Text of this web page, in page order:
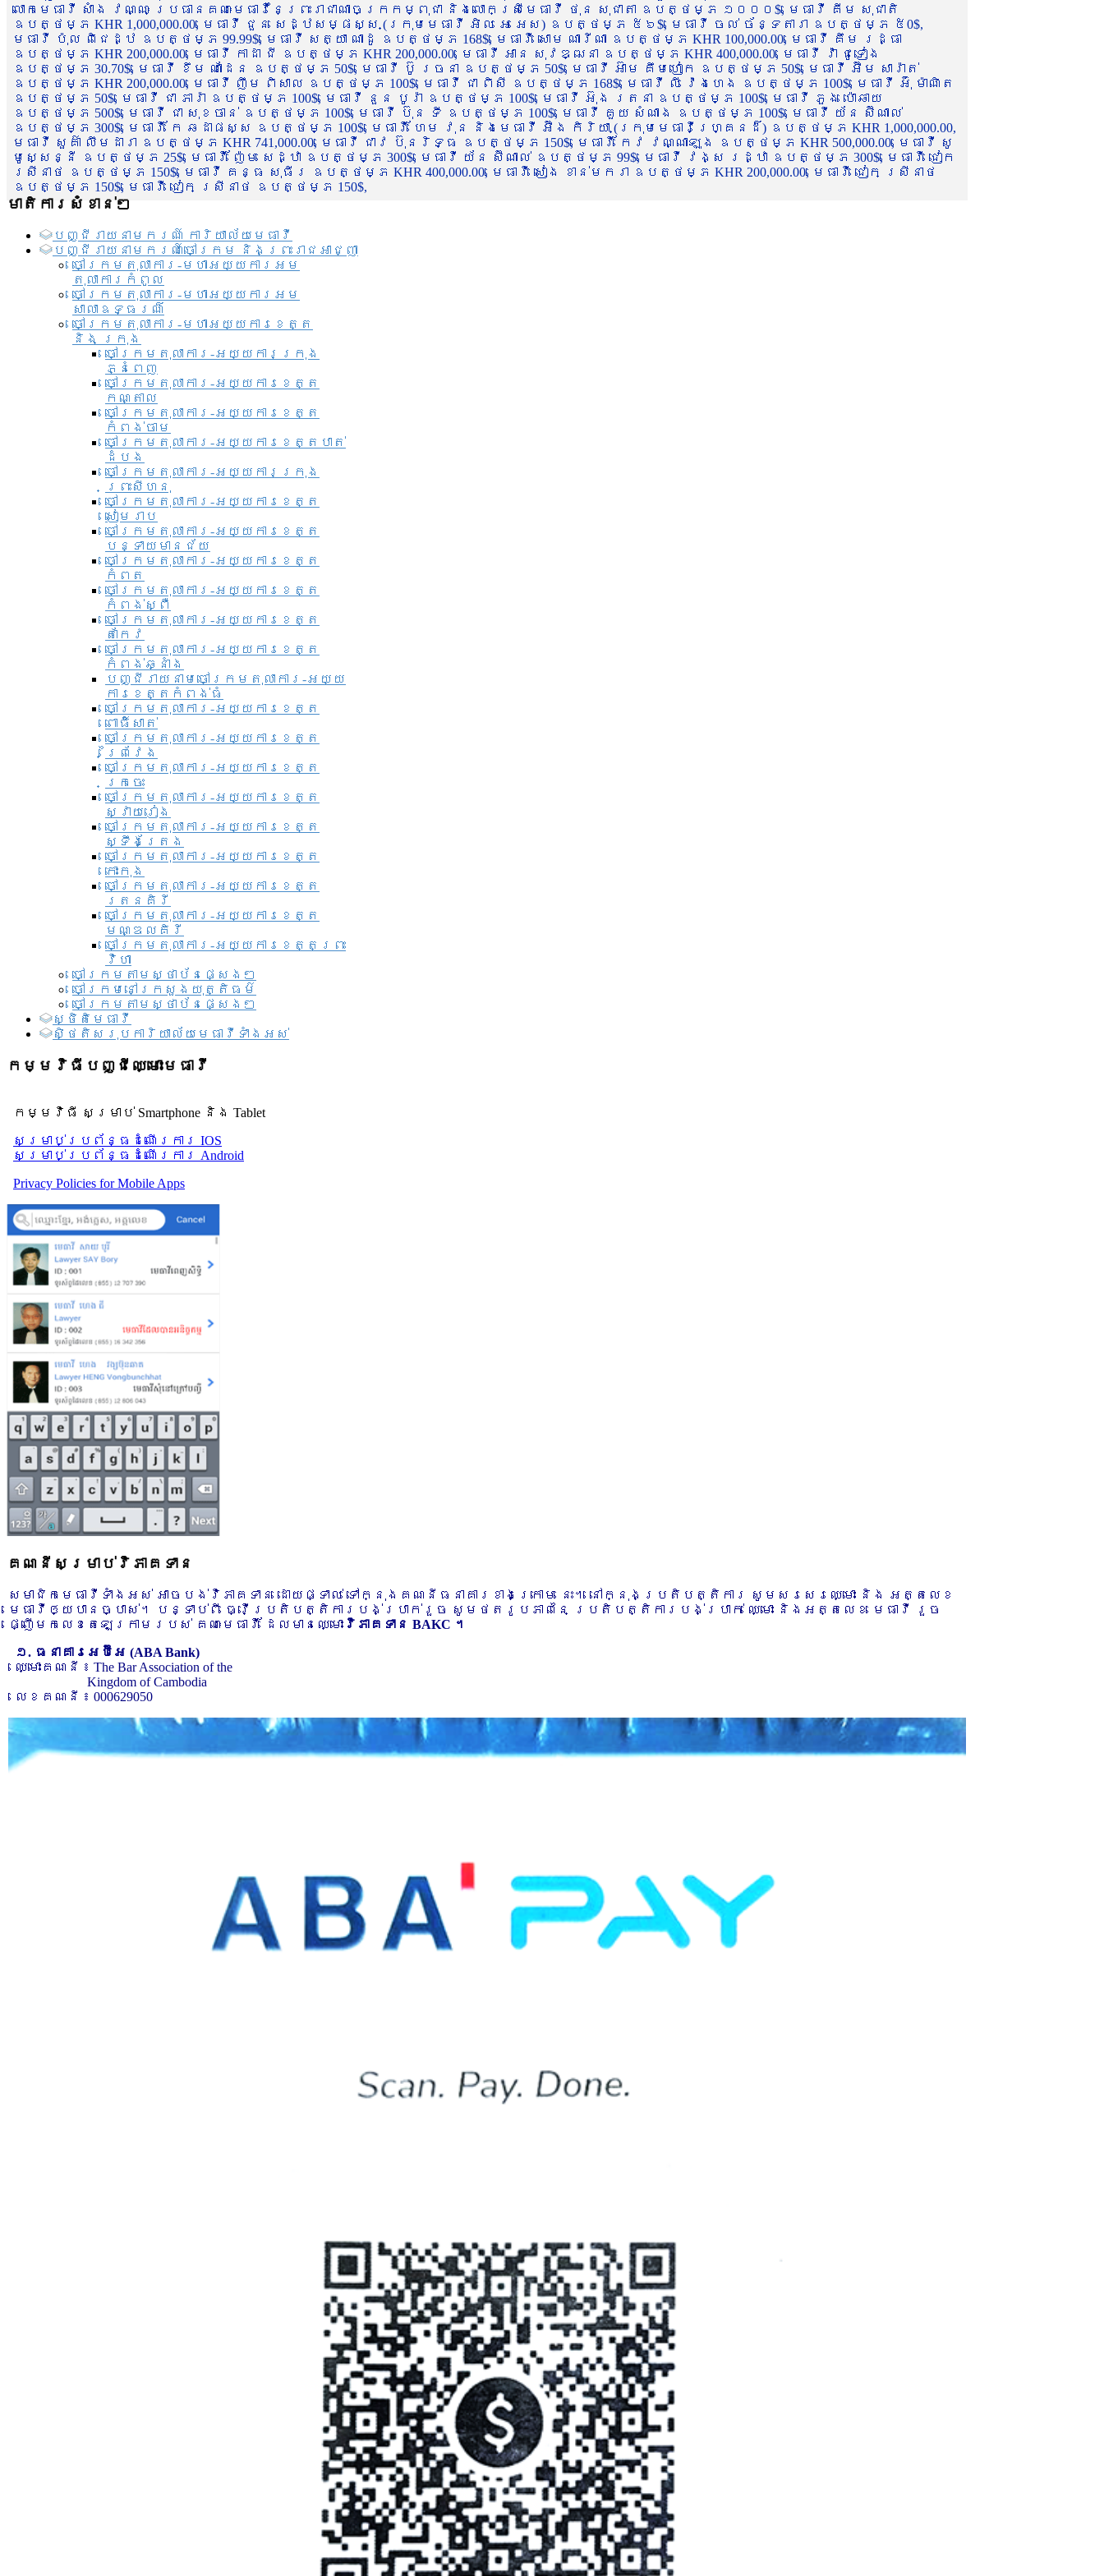
លោកមេធាវី សាំង វណ្ណៈ ប្រធានគណៈមេធាវីនៃព្រះរាជាណាចក្រកម្ពុជា និងលោកស្រីមេធាវី ថុន សុជាតា ឧបត្ថម្ភ ១០០០$, មេធាវី គីម សុជាតិ
ឧបត្ថម្ភ KHR 1,000,000.00, មេធាវី ជួន សេដ្ឋសម្ផស្ស (ក្រុមមេធាវី អិល អេ អេស) ឧបត្ថម្ភ ៥៦$, មេធាវី ចល់ ច័ន្ទតារា ឧបត្ថម្ភ ៥0$,
មេធាវី ប៉ុល ពិជេដ្ឋ ឧបត្ថម្ភ 99.99$, មេធាវី សត្យា ណាដូ ឧបត្ថម្ភ 168$, មេធាវី សោម ណារីណា ឧបត្ថម្ភ KHR 100,000.00, មេធាវី គឹម រដ្ធា
ឧបត្ថម្ភ KHR 200,000.00, មេធាវី កាដា ជី ឧបត្ថម្ភ KHR 200,000.00, មេធាវី អាន សុវឌ្ឍនា ឧបត្ថម្ភ KHR 400,000.00, មេធាវី វ៉ា ជូទៀង
ឧបត្ថម្ភ 30.70$, មេធាវី ខឹម ណាដែន ឧបត្ថម្ភ 50$, មេធាវី ប៊ូ រចនា ឧបត្ថម្ភ 50$, មេធាវី អ៊ាម គឹមហៀក ឧបត្ថម្ភ 50$, មេធាវី អ៊ឹម សារ៉ាត់
ឧបត្ថម្ភ KHR 200,000.00, មេធាវី ញឹម ពិសាល ឧបត្ថម្ភ 100$, មេធាវី ជា ពិសី ឧបត្ថម្ភ 168$, មេធាវី លី វ៉េងហេង ឧបត្ថម្ភ 100$, មេធាវី អ៊ុំ ម៉ាណិត
ឧបត្ថម្ភ 50$, មេធាវី ជា ភារ៉ា ឧបត្ថម្ភ 100$, មេធាវី នួន បូរ៉ា ឧបត្ថម្ភ 100$, មេធាវី អ៊ុង រតនា ឧបត្ថម្ភ 100$, មេធាវី ភួង ប៉ោឆាយ
ឧបត្ថម្ភ 500$, មេធាវី ជា សុខចាន់ ឧបត្ថម្ភ 100$, មេធាវី ប៊ុន ទី ឧបត្ថម្ភ 100$, មេធាវី គួយ សំណាង ឧបត្ថម្ភ 100$, មេធាវី យ័ន ស៊ីណាល់
ឧបត្ថម្ភ 300$, មេធាវី កែ ឆដាផស្ស ឧបត្ថម្ភ 100$, មេធាវី ហែម វុន និងមេធាវី អ៊ឹង កិរិយា (ក្រុមមេធាវីហ្គ្រេនដ៏) ឧបត្ថម្ភ KHR 1,000,000.00,
មេធាវី សួគ៌ា លឹមដារា ឧបត្ថម្ភ KHR 741,000.00, មេធាវី ជាវ ប៊ុនរិទ្ធ ឧបត្ថម្ភ 150$, មេធាវី កែវ វណ្ណាឡុង ឧបត្ថម្ភ KHR 500,000.00, មេធាវី សូ
មូសេ្សន្នី ឧបត្ថម្ភ 25$, មេធាវី ញ៉ែម សេដ្ឋា ឧបត្ថម្ភ 300$, មេធាវី យ័ន ស៊ីណាល់ ឧបត្ថម្ភ 99$, មេធាវី វង្ស រដ្ឋា ឧបត្ថម្ភ 300$, មេធាវី ជៀក
ស្រីនាថ ឧបត្ថម្ភ 150$, មេធាវី គន្ធ សុធីរ ឧបត្ថម្ភ KHR 400,000.00, មេធាវី សៀង ខាន់មករា ឧបត្ថម្ភ KHR 200,000.00, មេធាវី ជៀក ស្រីនាថ
ឧបត្ថម្ភ 150$, មេធាវី ជៀក ស្រីនាថ ឧបត្ថម្ភ 150$,
មាតិការសំខាន់ៗ
បញ្ជី​រាយ​នាមករណ៍ ការិយាល័យ​មេធាវី​
បញ្ជី​រាយ​នាមករណ៍​ចៅក្រម និងព្រះរាជអាជ្ញា
ចៅក្រមតុលាការ-មហាអយ្យការអម
តុលាការកំពូល
ចៅក្រមតុលាការ-មហាអយ្យការអម
សាលាឧទ្ធរណ៏
ចៅក្រមតុលាការ-មហាអយ្យការខេត្ត
និង ក្រុង
ចៅក្រមតុលាការ-អយ្យការក្រុង
ភ្នំពេញ
ចៅក្រមតុលាការ-អយ្យការខេត្ត
កណ្តាល
ចៅក្រមតុលាការ-អយ្យការខេត្ត
កំពង់ចាម
ចៅក្រមតុលាការ-អយ្យការខេត្តបាត់
ដំបង
ចៅក្រមតុលាការ-អយ្យការ​ក្រុង
ព្រះសីហនុ
ចៅក្រមតុលាការ-អយ្យការខេត្ត
សៀមរាប
ចៅក្រមតុលាការ-អយ្យការខេត្ត
បន្ទាយមានជ័យ
ចៅក្រមតុលាការ-អយ្យការខេត្ត
កំពត
ចៅក្រមតុលាការ-អយ្យការខេត្ត
កំពង់ស្ពឺ
ចៅក្រមតុលាការ-អយ្យការខេត្ត
តាកែវ
ចៅក្រមតុលាការ-អយ្យការខេត្ត
កំពង់ឆ្នាំង
បញ្ជីរាយនាមចៅក្រមតុលាការ-អយ្យ
ការខេត្តកំពង់ធំ
ចៅក្រមតុលាការ-អយ្យការខេត្ត
ពោធិ៍សាត់
ចៅក្រមតុលាការ-អយ្យការខេត្ត
ព្រៃវែង
ចៅក្រមតុលាការ-អយ្យការខេត្ត
ក្រចេះ
ចៅក្រមតុលាការ-អយ្យការខេត្ត
ស្វាយរៀង
ចៅក្រមតុលាការ-អយ្យការខេត្ត
ស្ទឹងត្រែង
ចៅក្រមតុលាការ-អយ្យការខេត្ត
កោះកុង
ចៅក្រមតុលាការ-អយ្យការខេត្ត
រតនគិរី
ចៅក្រមតុលាការ-អយ្យការខេត្ត
មណ្ឌលគិរី
ចៅក្រមតុលាការ-អយ្យការខេត្តព្រះ
វិហា
ចៅក្រមតាមស្ថាប័នផ្សេងៗ
ចៅក្រមនៅក្រសួងយុត្តិធម៌
ចៅក្រមតាមស្ថាប័នផ្សេងៗ
ស្ថិតិមេធាវី
សិ្ថតិសរុបការិយាល័យមេធាវីទាំងអស់​
កម្មវិធីបញ្ជីឈ្មោះមេធាវី
កម្មវិធី សម្រាប់ Smartphone និង Tablet
សម្រាប់​ប្រព័ន្ធដំណើរការ IOS
សម្រាប់​ប្រព័ន្ធដំណើរការ Android
Privacy Policies for Mobile Apps
គណនីសម្រាប់វិភាគទាន
សមាជិកមេធាវីទាំងអស់ អាចបង់វិភាគទាន ដោយផ្ទាល់ ទៅក្នុងគណនីធនាគារខាងក្រោម នេះ។ នៅក្នុងប្រតិបត្តិការ សូមសរសេរឈ្មោះ និង អត្តលេខ
មេធាវីឲ្យបានច្បាស់។ បន្ទាប់ពី ធ្វើប្រតិបត្តិការបង់ប្រាក់រួច សូមថតរូបភាពនៃ ប្រតិបត្តិការបង់ប្រាក់ ឈ្មោះ និងអត្តលេខ មេធាវី រួច
ផ្ញើមកលេខតេឡេក្រាមរបស់ គណៈមេធាវី ដែលមានឈ្មោះ វិភាគទាន BAKC ។
១. ធនាគារអេប៊ីអេ (ABA Bank)
ឈ្មោះគណនី ៖ The Bar Association of the
Kingdom of Cambodia
លេខគណនី ៖ 000629050